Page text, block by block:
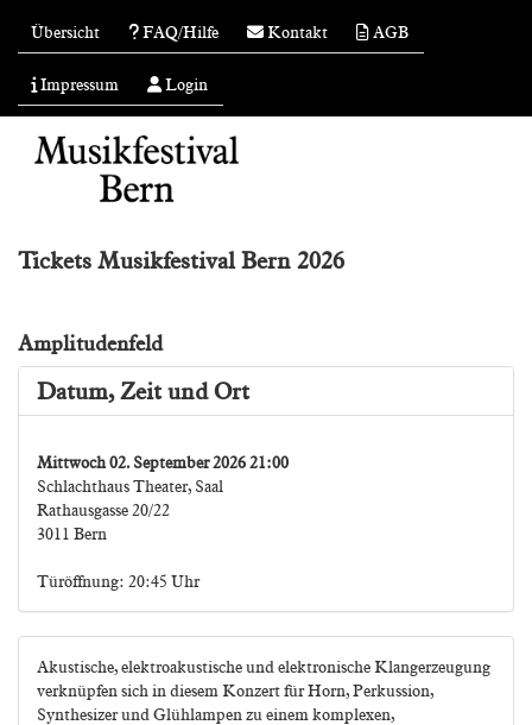
Übersicht FAQ/Hilfe Kontakt AGB
Impressum Login
Tickets Musikfestival Bern 2026
Amplitudenfeld
Datum, Zeit und Ort
Mittwoch 02. September 2026 21:00
Schlachthaus Theater, Saal
Rathausgasse 20/22
3011 Bern
Türöffnung: 20:45 Uhr
Akustische, elektroakustische und elektronische Klangerzeugung
verknüpfen sich in diesem Konzert für Horn, Perkussion,
Synthesizer und Glühlampen zu einem komplexen,